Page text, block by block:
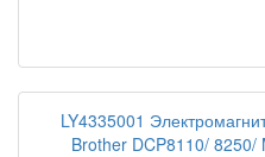
LY4335001
Brother DCP8110/